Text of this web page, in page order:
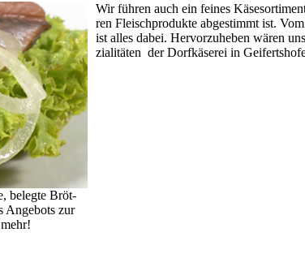
belegte Bröt­­
An­ge­bots zur
Wir führen auch ein feines
ren Fleischprodukte ab­ge­stimmt ist.
ist alles dabei. Hervorzu­heben wären
zia­litä­ten der Dorf­kä­se­rei in